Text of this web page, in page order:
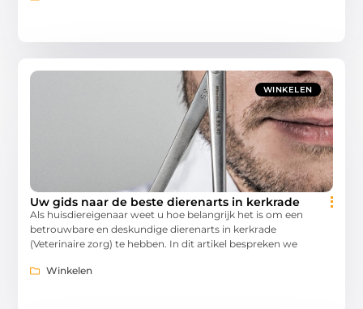
WINKELEN
Uw gids naar de beste dierenarts in kerkrade
Als huisdiereigenaar weet u hoe belangrijk het is om een
betrouwbare en deskundige dierenarts in kerkrade
(Veterinaire zorg) te hebben. In dit artikel bespreken we
Winkelen